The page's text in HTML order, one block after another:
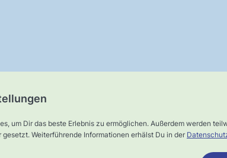
um Dir das beste Erlebnis zu ermöglichen. Außerdem werden
Weiterführende Informationen erhälst Du in der
Unser Service